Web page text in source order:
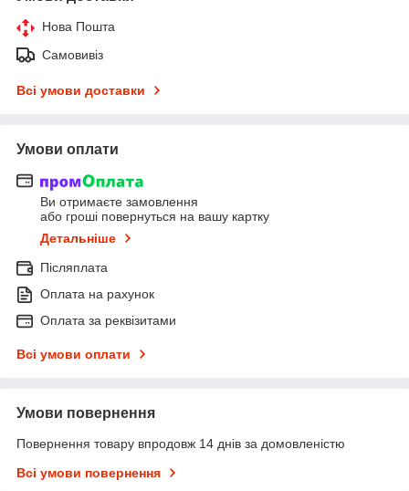
Нова Пошта
Самовивіз
Всі умови доставки
Умови оплати
Ви отримаєте замовлення
або гроші повернуться на вашу картку
Детальніше
Післяплата
Оплата на рахунок
Оплата за реквізитами
Всі умови оплати
Умови повернення
Повернення товару впродовж 14 днів за домовленістю
Всі умови повернення